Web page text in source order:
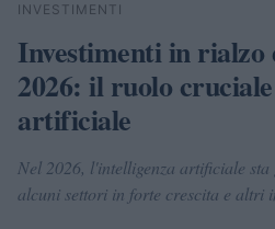
Cerca
INVESTIMENTI
Investimenti in rialzo
2026: il ruolo
artificiale
Nel 2026, l'intelligenza artificiale
alcuni settori in forte crescita e altri